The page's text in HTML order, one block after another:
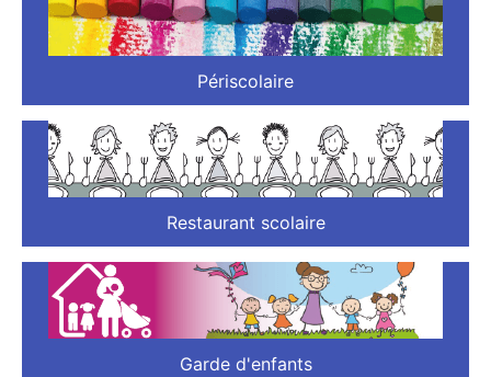
Périscolaire
Restaurant scolaire
Garde d'enfants